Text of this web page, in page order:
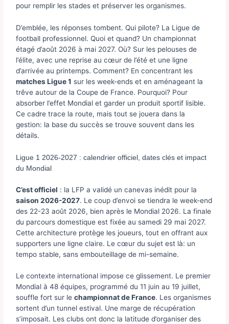
pour remplir les stades et préserver les organismes.
D’emblée, les réponses tombent. Qui pilote? La Ligue de
football professionnel. Quoi et quand? Un championnat
étagé d’août 2026 à mai 2027. Où? Sur les pelouses de
l’élite, avec une reprise au cœur de l’été et une ligne
d’arrivée au printemps. Comment? En concentrant les
matches Ligue 1 sur les week-ends et en aménageant la
trêve autour de la Coupe de France. Pourquoi? Pour
absorber l’effet Mondial et garder un produit sportif lisible.
Ce cadre trace la route, mais tout se jouera dans la
gestion: la base du succès se trouve souvent dans les
détails.
Ligue 1 2026-2027 : calendrier officiel, dates clés et impact
du Mondial
C’est officiel : la LFP a validé un canevas inédit pour la
saison 2026-2027. Le coup d’envoi se tiendra le week-end
des 22-23 août 2026, bien après le Mondial 2026. La finale
du parcours domestique est fixée au samedi 29 mai 2027.
Cette architecture protège les joueurs, tout en offrant aux
supporters une ligne claire. Le cœur du sujet est là: un
tempo stable, sans embouteillage de mi-semaine.
Le contexte international impose ce glissement. Le premier
Mondial à 48 équipes, programmé du 11 juin au 19 juillet,
souffle fort sur lechampionnat de France. Les organismes
sortent d’un tunnel estival. Une marge de récupération
s’imposait. Les clubs ont donc la latitude d’organiser des